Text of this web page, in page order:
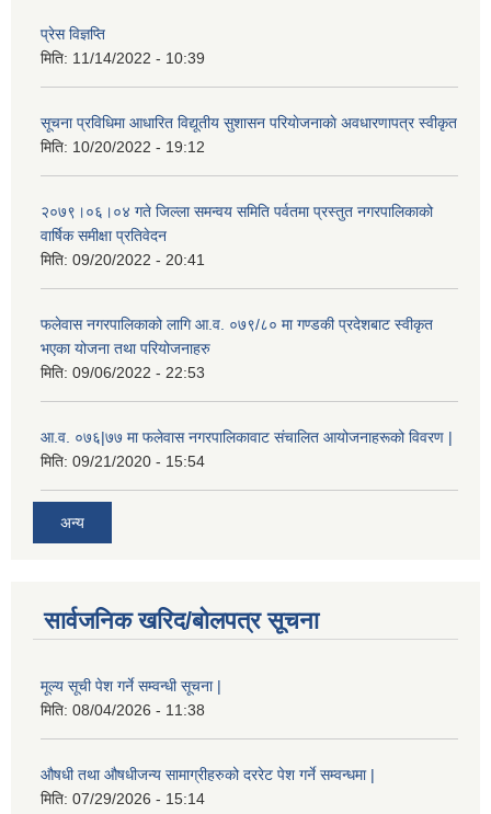
प्रेस विज्ञप्ति
मिति: 11/14/2022 - 10:39
सूचना प्रविधिमा आधारित विद्यूतीय सुशासन परियाेजनाकाे अवधारणापत्र स्वीकृत
मिति: 10/20/2022 - 19:12
२०७९।०६।०४ गते जिल्ला समन्वय समिति पर्वतमा प्रस्तुत नगरपालिकाको
वार्षिक समीक्षा प्रतिवेदन
मिति: 09/20/2022 - 20:41
फलेवास नगरपालिकाको लागि आ.व. ०७९/८० मा गण्डकी प्रदेशबाट स्वीकृत
भएका योजना तथा परियोजनाहरु
मिति: 09/06/2022 - 22:53
आ.व. ०७६|७७ मा फलेवास नगरपालिकावाट संचालित आयोजनाहरूको विवरण |
मिति: 09/21/2020 - 15:54
अन्य
सार्वजनिक खरिद/बोलपत्र सूचना
मूल्य सूची पेश गर्ने सम्वन्धी सूचना |
मिति: 08/04/2026 - 11:38
औषधी तथा औषधीजन्य सामाग्रीहरुको दररेट पेश गर्ने सम्वन्धमा |
मिति: 07/29/2026 - 15:14